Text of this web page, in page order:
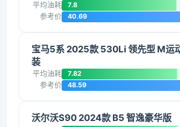
平均油耗 7.8
参考价 40.69
宝马5系 2025款 530Li 领先型 M运
装
平均油耗 7.82
参考价 48.59
沃尔沃S90 2024款 B5 智逸豪华版